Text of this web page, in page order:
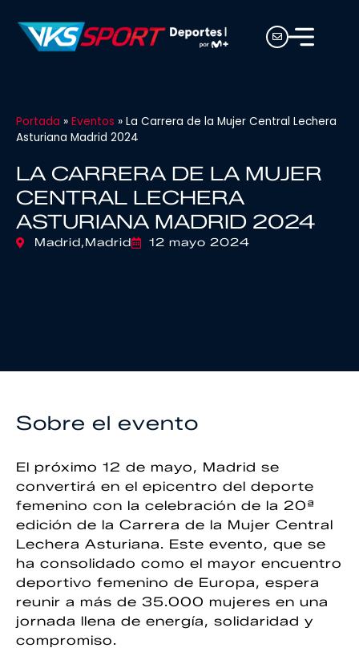
Portada » Eventos » La Carrera de la Mujer Central Lechera
Asturiana Madrid 2024
LA CARRERA DE LA MUJER
CENTRAL LECHERA
ASTURIANA MADRID 2024
Madrid,Madrid 12 mayo 2024
Sobre el evento
El próximo 12 de mayo, Madrid se
convertirá en el epicentro del deporte
femenino con la celebración de la 20ª
edición de la Carrera de la Mujer Central
Lechera Asturiana. Este evento, que se
ha consolidado como el mayor encuentro
deportivo femenino de Europa, espera
reunir a más de 35.000 mujeres en una
jornada llena de energía, solidaridad y
compromiso.